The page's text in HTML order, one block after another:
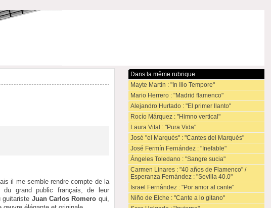
il me semble rendre compte de la
grand public français, de leur
guitariste Juan Carlos Romero qui,
Dans la même rubrique
Mayte Martín : "In Illo Tempore"
Mario Herrero : "Madrid flamenco"
Alejandro Hurtado : "El primer llanto"
Rocío Márquez : "Himno vertical"
Laura Vital : "Pura Vida"
José "el Marqués" : "Cantes del Marqués"
José Fermín Fernández : "Inefable"
Ángeles Toledano : "Sangre sucia"
Carmen Linares : "40 años de Flamenco" /
Esperanza Fernández : "Sevilla 40.0"
Israel Fernández : "Por amor al cante"
Niño de Elche : "Cante a lo gitano"